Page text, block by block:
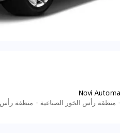
Novi